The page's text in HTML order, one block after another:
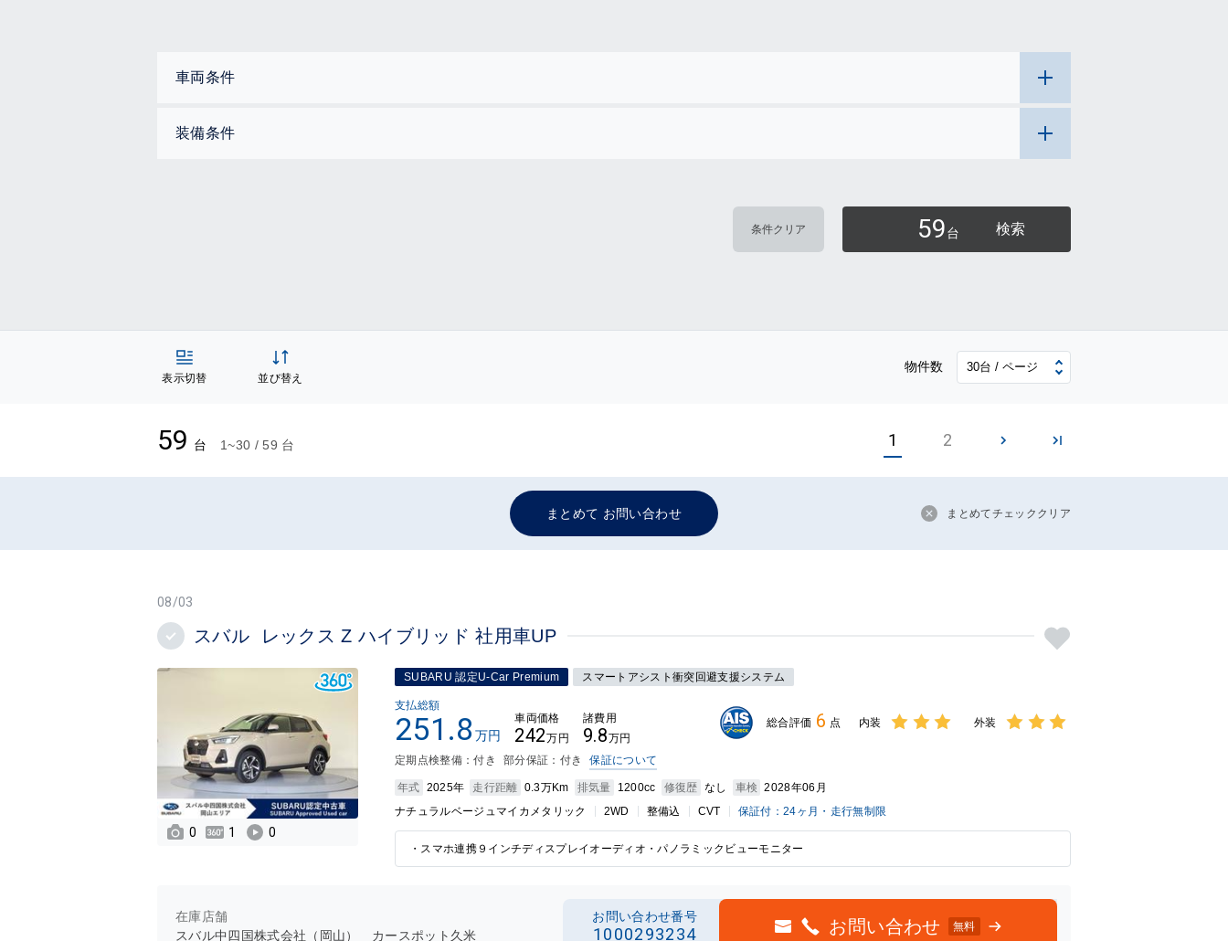
車両条件
装備条件
59台 検索
表示切替 並び替え
物件数
59 台 1~30 / 59 台 1 2
まとめて お問い合わせ まとめてチェッククリア
08/03
スバル レックス Z ハイブリッド 社用車UP
0 1 0
SUBARU 認定U-Car Premium スマートアシスト衝突回避支援システム
支払総額
251.8 万円
車両価格
242万円
諸費用
9.8万円
総合評価 6 点 内装 外装
定期点検整備：付き 部分保証：付き 保証について
年式 2025年 走行距離 0.3万Km 排気量 1200cc 修復歴 なし 車検 2028年06月
ナチュラルベージュマイカメタリック
2WD 整備込 CVT 保証付：24ヶ月・走行無制限
・スマホ連携９インチディスプレイオーディオ・パノラミックビューモニター
在庫店舗
スバル中四国株式会社（岡山） カースポット久米
お問い合わせ番号
1000293234 お問い合わせ 無料